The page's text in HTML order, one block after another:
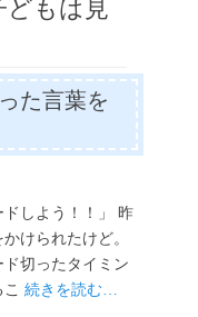
どもは見
た言葉を
ドしよう！！」 昨
けられたけど。
ド切ったタイミン
こ続きを読む…